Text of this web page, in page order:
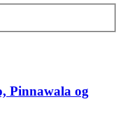
Pinnawala og